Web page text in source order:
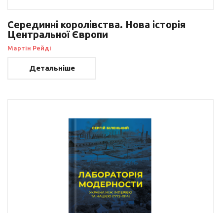
Серединні королівства. Нова історія
Центральної Європи
Мартін Рейді
Детальніше